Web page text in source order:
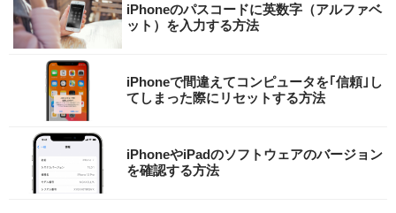
iPhoneのパスコードに英数字（アルファベ
ット）を入力する方法
iPhoneで間違えてコンピュータを｢信頼｣し
てしまった際にリセットする方法
iPhoneやiPadのソフトウェアのバージョン
を確認する方法